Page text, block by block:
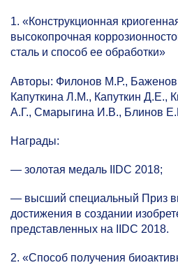
1. «Конструкционная
высокопрочная
сталь и способ ее обработки»
Авторы: Филонов М.Р., Баженов
Капуткина Л.М., Капуткин Д.Е.,
А.Г., Смарыгина И.В., Блинов
Награды:
— золотая медаль IIDC 2018;
— высший специальный Приз
достижения в создании
представленных на IIDC 2018.
2. «Способ получения